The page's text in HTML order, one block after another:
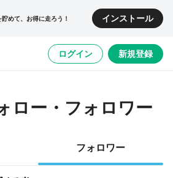
めて、お得に走ろう！ インストール
ログイン 新規登録
ロー・フォロワー
フォロワー